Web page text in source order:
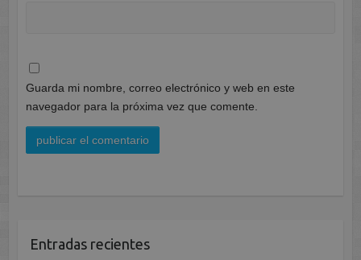
Guarda mi nombre, correo electrónico y web en este
navegador para la próxima vez que comente.
Entradas recientes